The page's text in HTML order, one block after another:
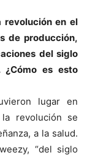
revolución en el
de producción,
del siglo
¿Cómo es esto
lugar en
revolución se
a la salud.
“del siglo